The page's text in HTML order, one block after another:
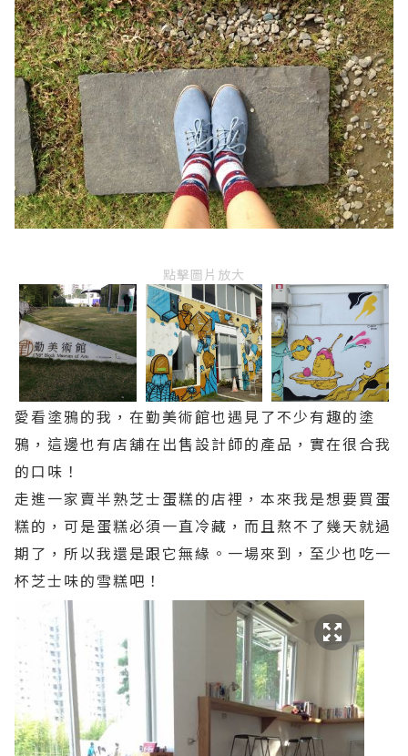
點擊圖片放大
愛看塗鴉的我，在勤美術館也遇見了不少有趣的塗
鴉，這邊也有店舖在出售設計師的產品，實在很合我
的口味！
走進一家賣半熟芝士蛋糕的店裡，本來我是想要買蛋
糕的，可是蛋糕必須一直冷藏，而且熬不了幾天就過
期了，所以我還是跟它無緣。一場來到，至少也吃一
杯芝士味的雪糕吧！